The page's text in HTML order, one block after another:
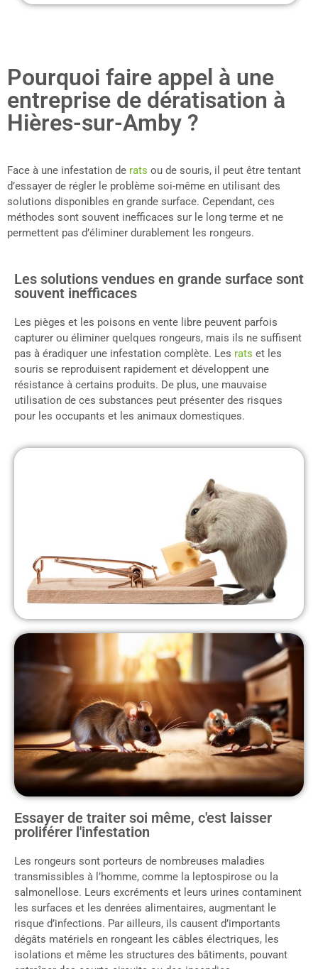
Pourquoi faire appel à une
entreprise de dératisation à
Hières-sur-Amby ?
Face à une infestation de rats ou de souris, il peut être tentant
d’essayer de régler le problème soi-même en utilisant des
solutions disponibles en grande surface. Cependant, ces
méthodes sont souvent inefficaces sur le long terme et ne
permettent pas d’éliminer durablement les rongeurs.
Les solutions vendues en grande surface sont
souvent inefficaces
Les pièges et les poisons en vente libre peuvent parfois
capturer ou éliminer quelques rongeurs, mais ils ne suffisent
pas à éradiquer une infestation complète. Les rats et les
souris se reproduisent rapidement et développent une
résistance à certains produits. De plus, une mauvaise
utilisation de ces substances peut présenter des risques
pour les occupants et les animaux domestiques.
Essayer de traiter soi même, c'est laisser
proliférer l'infestation
Les rongeurs sont porteurs de nombreuses maladies
transmissibles à l’homme, comme la leptospirose ou la
salmonellose. Leurs excréments et leurs urines contaminent
les surfaces et les denrées alimentaires, augmentant le
risque d’infections. Par ailleurs, ils causent d’importants
dégâts matériels en rongeant les câbles électriques, les
isolations et même les structures des bâtiments, pouvant